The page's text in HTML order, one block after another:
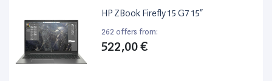
HP ZBook Firefly 15 G7 15”
262 offers from:
522,00 €